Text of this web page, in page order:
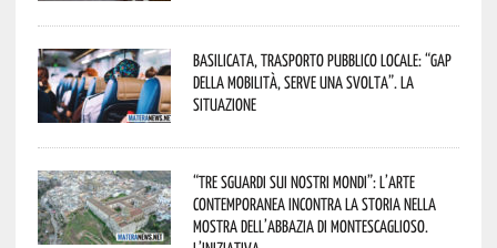
Basilicata, trasporto pubblico locale: “Gap
della mobilità, serve una svolta”. La
situazione
“Tre Sguardi sui Nostri Mondi”: l’arte
contemporanea incontra la storia nella
mostra dell’Abbazia di Montescaglioso.